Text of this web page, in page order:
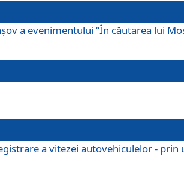
a evenimentului “În căutarea lui
a vitezei autovehiculelor - prin